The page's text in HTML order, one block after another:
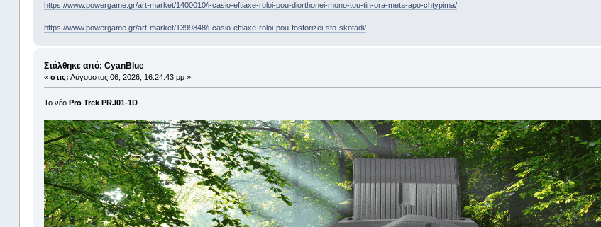
https://www.powergame.gr/art-market/1400010/i-casio-eftiaxe-roloi-pou-diorthonei-mono-tou-tin-ora-meta-apo-chtypima/
https://www.powergame.gr/art-market/1399848/i-casio-eftiaxe-roloi-pou-fosforizei-sto-skotadi/
Στάλθηκε από: CyanBlue
« στις: Αύγουστος 06, 2026, 16:24:43 μμ »
To νέο Pro Trek PRJ01-1D